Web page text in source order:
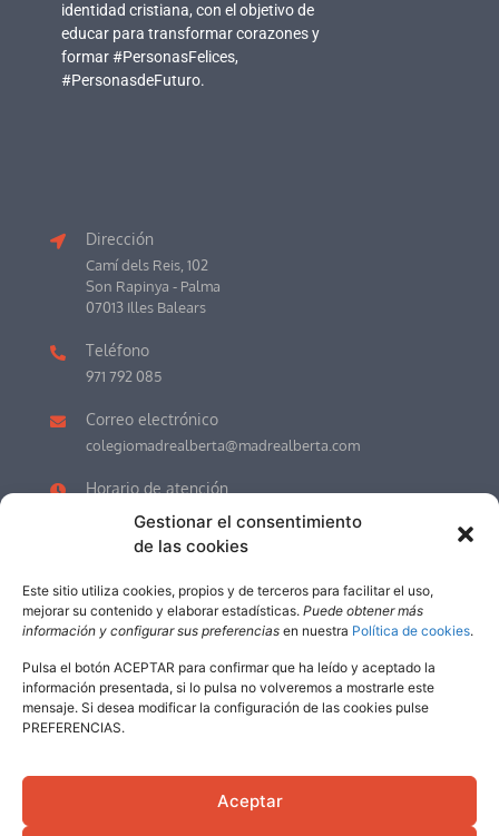
Gestionar el consentimiento
de las cookies
Este sitio utiliza cookies, propios y de terceros para facilitar el uso,
mejorar su contenido y elaborar estadísticas. Puede obtener más
información y configurar sus preferencias en nuestra Política de cookies.
Pulsa el botón ACEPTAR para confirmar que ha leído y aceptado la
información presentada, si lo pulsa no volveremos a mostrarle este
mensaje. Si desea modificar la configuración de las cookies pulse
PREFERENCIAS.
Aceptar
identidad cristiana, con el objetivo de
educar para transformar corazones y
formar #PersonasFelices,
#PersonasdeFuturo.
Dirección
Camí dels Reis, 102
Son Rapinya - Palma
07013 Illes Balears
Teléfono
971 792 085
Correo electrónico
colegiomadrealberta@madrealberta.com
Horario de atención
LU-VI 7.30h a 17.00h (Recepción)
JULIO y AGOSTO de 8.00h a 13.00h.
Política de cookies Política de privacidad Aviso legal
Acceso Profesorado
Educamos